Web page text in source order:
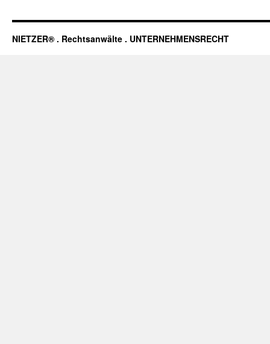
NIETZER® . Rechtsanwälte . UNTERNEHMENSRECHT